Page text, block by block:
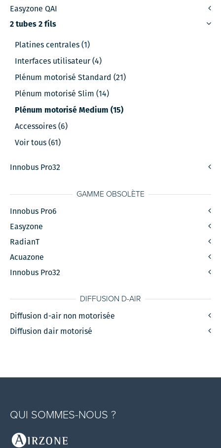
Easyzone QAI
2 tubes 2 fils
Platines centrales (1)
Interfaces utilisateur (4)
Plénum motorisé Standard (21)
Plénum motorisé Slim (14)
Plénum motorisé Medium (15)
Accessoires (6)
Voir tous (61)
Innobus Pro32
GAMME OBSOLÈTE
Innobus Pro6
Easyzone
RadianT
Acuazone
Innobus Pro32
DIFFUSION D-AIR
Diffusion d-air non motorisée
Diffusion dair motorisé
QUI SOMMES-NOUS ?